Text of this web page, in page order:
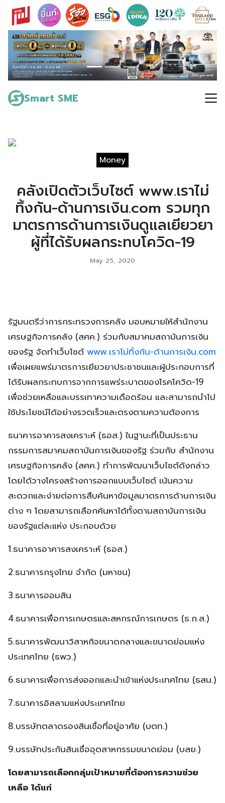
Skip
content
Smart SME
Search
for:
Money
คลังเปิดตัวเว็บไซต์ www.เราไม่
ทิ้งกัน-ด้านการเงิน.com รวมทุก
มาตรการด้านการเงินดูแลเยียวยา
ผู้ที่ได้รับผลกระทบโควิด-19
May 25, 2020
รัฐมนตรีว่าการกระทรวงการคลัง มอบหมายให้สำนักงาน
เศรษฐกิจการคลัง (สศค.) ร่วมกับสมาคมสถาบันการเงิน
ของรัฐ จัดทำเว็บไซต์ www.เราไม่ทิ้งกัน-ด้านการเงิน.com
เพื่อเผยแพร่มาตรการเยียวยาประชาชนและผู้ประกอบการที่
ได้รับผลกระทบการจากการแพร่ระบาดของโรคโควิด-19
เพื่อช่วยเหลือและบรรเทาความเดือดร้อน และสามารถนำไป
ใช้ประโยชน์ได้อย่างรวดเร็วและตรงตามความต้องการ
ธนาคารอาคารสงเคราะห์ (ธอส.) ในฐานะที่เป็นประธาน
กรรมการสมาคมสถาบันการเงินของรัฐ ร่วมกับ สำนักงาน
เศรษฐกิจการคลัง (สศค.) ทำการพัฒนาเว็บไซต์ดังกล่าว
โดยได้วางโครงสร้างการออกแบบเว็บไซต์ เน้นความ
สะดวกและง่ายต่อการสืบค้นหาข้อมูลมาตรการด้านการเงิน
ต่าง ๆ โดยสามารถเลือกค้นหาได้ทั้งตามสถาบันการเงิน
ของรัฐแต่ละแห่ง ประกอบด้วย
1.ธนาคารอาคารสงเคราะห์ (ธอส.)
2.ธนาคารกรุงไทย จำกัด (มหาชน)
3.ธนาคารออมสิน
4.ธนาคารเพื่อการเกษตรและสหกรณ์การเกษตร (ธ.ก.ส.)
5.ธนาคารพัฒนาวิสาหกิจขนาดกลางและขนาดย่อมแห่ง
ประเทศไทย (ธพว.)
6.ธนาคารเพื่อการส่งออกและนำเข้าแห่งประเทศไทย (ธสน.)
7.ธนาคารอิสลามแห่งประเทศไทย
8.บรรษัทตลาดรองสินเชื่อที่อยู่อาศัย (บตท.)
9.บรรษัทประกันสินเชื่ออุตสาหกรรมขนาดย่อม (บสย.)
โดยสามารถเลือกกลุ่มเป้าหมายที่ต้องการความช่วย
เหลือ ได้แก่